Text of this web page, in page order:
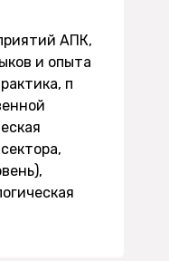
АПК,
и опыта
п